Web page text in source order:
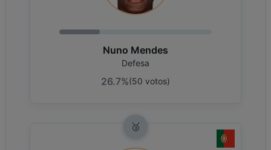
Nuno Mendes
Defesa
26.7%(50 votos)
🥉